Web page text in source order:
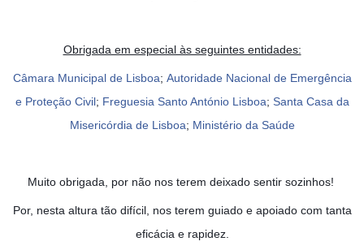
Obrigada em especial às seguintes entidades:
Câmara Municipal de Lisboa; Autoridade Nacional de Emergência
e Proteção Civil; Freguesia Santo António Lisboa; Santa Casa da
Misericórdia de Lisboa; Ministério da Saúde
Muito obrigada, por não nos terem deixado sentir sozinhos!
Por, nesta altura tão difícil, nos terem guiado e apoiado com tanta
eficácia e rapidez.